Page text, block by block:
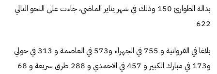
بدالة الطوارئ 150 وذلك في شهر يناير الماضي، جاءت على النحو التالي
622
بلاغا في الفروانية و 755 في الجهراء و573 في العاصمة و 313 في حولي
و173 في مبارك الكبير و 457 في الاحمدي و 288 طرق سريعة و 68